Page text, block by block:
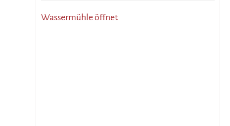
Wassermühle öffnet